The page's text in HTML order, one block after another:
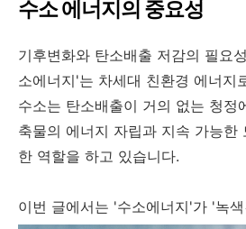
수소 에너지의 중요성
기후변화와 탄소배출 저감의 필요
소에너지'는 차세대 친환경 에너지
수소는 탄소배출이 거의 없는 청정
축물의 에너지 자립과 지속 가능한
한 역할을 하고 있습니다.
이번 글에서는 '수소에너지'가 '녹